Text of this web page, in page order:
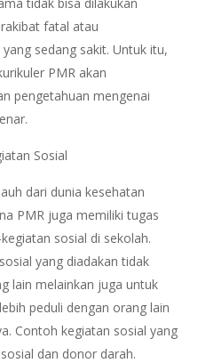
fatal atau
sedang sakit. Untuk itu,
PMR akan
pengetahuan mengenai
Sosial
dari dunia kesehatan
PMR juga memiliki tugas
sosial di sekolah.
yang diadakan tidak
lain melainkan juga untuk
peduli dengan orang lain
Contoh kegiatan sosial yang
dan donor darah.